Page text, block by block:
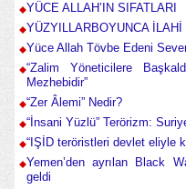
YÜCE ALLAH’IN SIFATLARI
YÜZYILLARBOYUNCA İLAHİ
Yüce Allah Tövbe Edeni
“Zalim Yöneticilere
Mezhebidir”
“Zer Âlemi” Nedir?
“İnsani Yüzlü” Terörizm:
“IŞİD teröristleri devlet eliyle
Yemen’den ayrılan Black
geldi